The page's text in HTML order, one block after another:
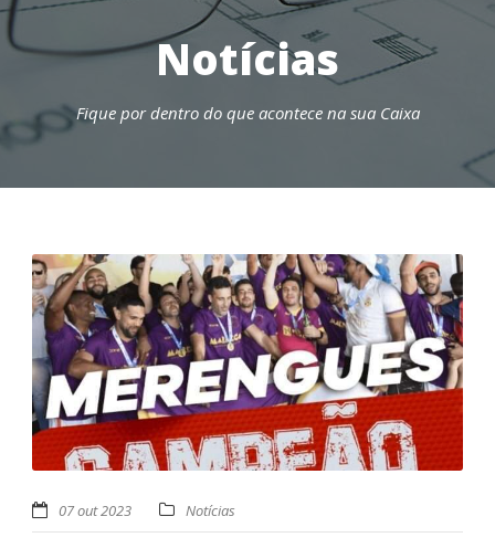
Notícias
Fique por dentro do que acontece na sua Caixa
07 out 2023 Notícias